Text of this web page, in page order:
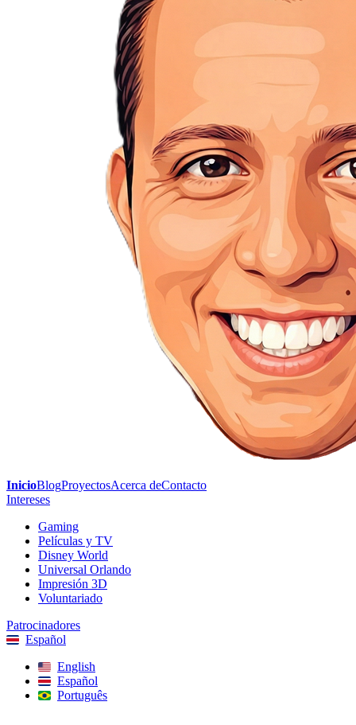
InicioBlogProyectosAcerca deContacto
Intereses
Gaming
Películas y TV
Disney World
Universal Orlando
Impresión 3D
Voluntariado
Patrocinadores
Español
English
Español
Português